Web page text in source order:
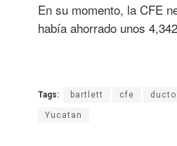
En su momento, la CFE
había ahorrado unos
Tags: bartlett cfe ducto
Yucatan